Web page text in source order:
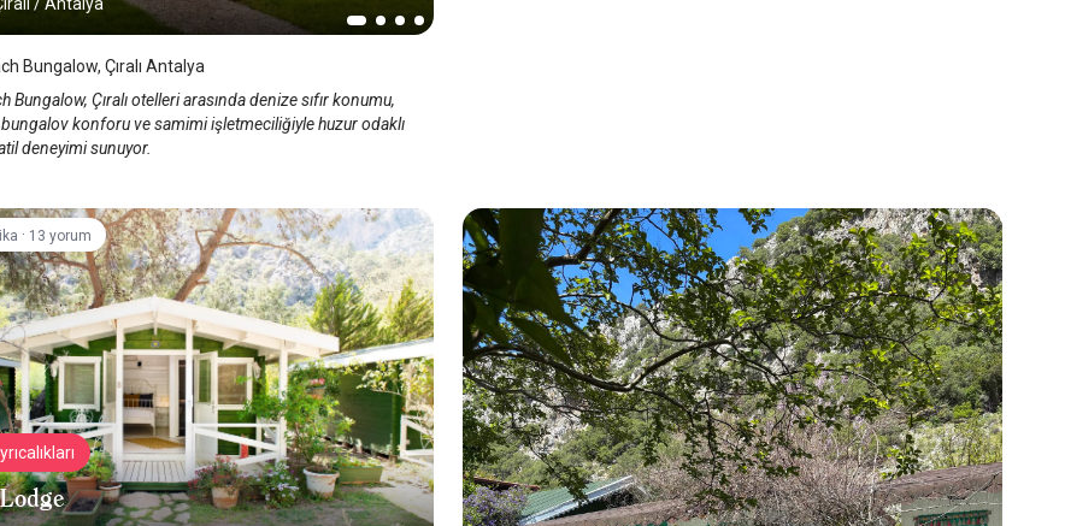
Bungalow, Çıralı Antalya
Bungalow, Çıralı otelleri arasında denize sıfır konumu,
konforu ve samimi işletmeciliğiyle huzur odaklı
deneyimi sunuyor.
· 13 yorum